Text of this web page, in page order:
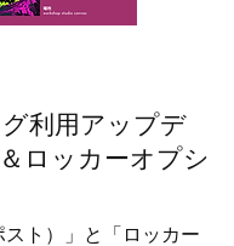
利用アップデ
ロッカーオプシ
スト）」と「ロッカー